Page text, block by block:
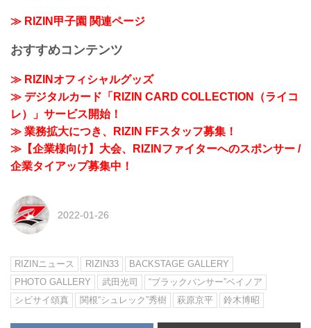
≫ RIZIN甲子園 関連ページ
おすすめコンテンツ
≫ RIZINオフィシャルグッズ
≫ デジタルカード「RIZIN CARD COLLECTION（ライコ
レ）」サービス開始！
≫ 業務拡大につき、RIZIN FFスタッフ募集！
≫【企業様向け】大会、RIZINファイターへのスポンサー /
企業タイアップ募集中！
2022-01-26
RIZINニュース RIZIN33
BACKSTAGE GALLERY
PHOTO GALLERY
武田光司
“ブラックパンサー”ベイノア
シビサイ頌真
関根“シュレック”秀樹 萩原京平 鈴木博昭